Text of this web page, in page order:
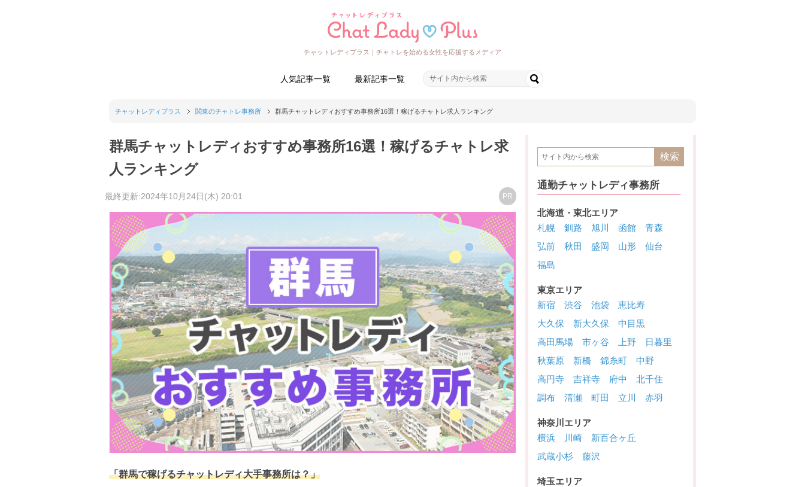
チャットレディプラス｜チャトレを始める女性を応援するメディア
人気記事一覧 最新記事一覧
チャットレディプラス 関東のチャトレ事務所 群馬チャットレディおすすめ事務所16選！稼げるチャトレ求人ランキング
群馬チャットレディおすすめ事務所16選！稼げるチャトレ求
人ランキング
最終更新:2024年10月24日(木) 20:01 PR
「群馬で稼げるチャットレディ大手事務所は？」
通勤チャットレディ事務所
北海道・東北エリア
札幌
釧路 旭川 函館
青森
弘前
秋田 盛岡 山形
仙台
福島
東京エリア
新宿
渋谷 池袋
恵比寿
大久保
新大久保
中目黒
高田馬場
市ヶ谷 上野
日暮里
秋葉原
新橋 錦糸町
中野
高円寺
吉祥寺 府中
北千住
調布
清瀬 町田 立川 赤羽
神奈川エリア
横浜
川崎
新百合ヶ丘
武蔵小杉
藤沢
埼玉エリア